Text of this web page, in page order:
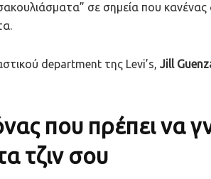
σε σημεία που κανένας
department της Levi’s, Jill
που πρέπει να
τζιν σου